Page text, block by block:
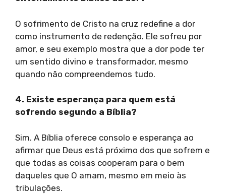
O sofrimento de Cristo na cruz redefine a dor
como instrumento de redenção. Ele sofreu por
amor, e seu exemplo mostra que a dor pode ter
um sentido divino e transformador, mesmo
quando não compreendemos tudo.
4. Existe esperança para quem está
sofrendo segundo a Bíblia?
Sim. A Bíblia oferece consolo e esperança ao
afirmar que Deus está próximo dos que sofrem e
que todas as coisas cooperam para o bem
daqueles que O amam, mesmo em meio às
tribulações.